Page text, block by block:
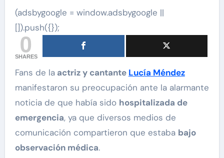
(adsbygoogle = window.adsbygoogle ||
[]).push({});
0
SHARES
Fans de laactriz y cantante Lucía Méndez
manifestaron su preocupación ante la alarmante
noticia de que había sido hospitalizada de
emergencia, ya que diversos medios de
comunicación compartieron que estaba bajo
observación médica.